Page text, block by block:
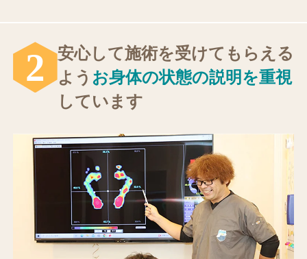
2
安⼼して施術を受けてもらえる
よう お身体の状態の説明を重視
しています